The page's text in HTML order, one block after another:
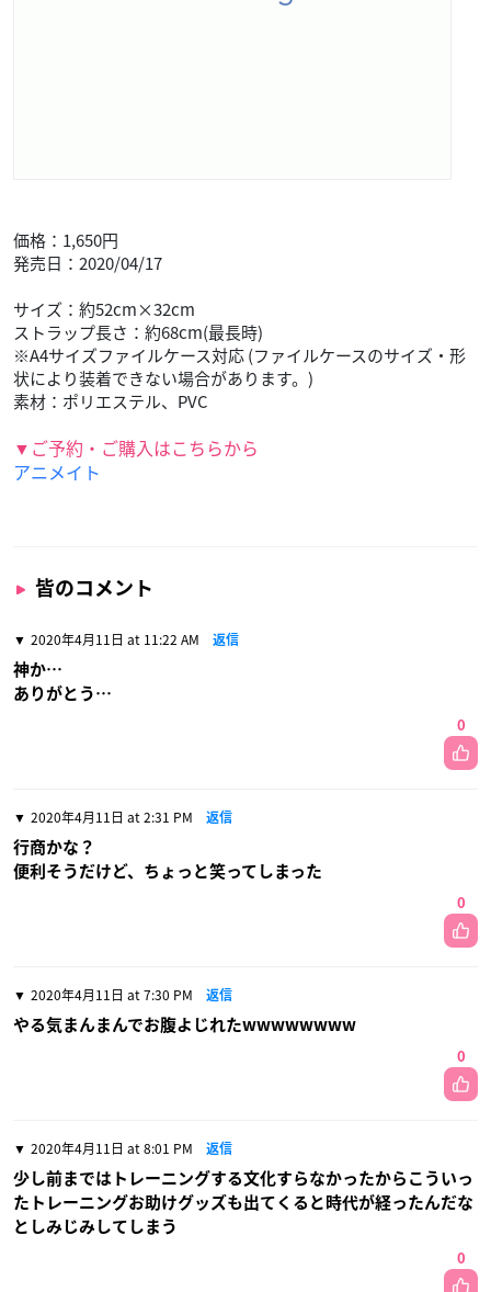
価格：1,650円
発売日：2020/04/17
サイズ：約52cm×32cm
ストラップ長さ：約68cm(最長時)
※A4サイズファイルケース対応 (ファイルケースのサイズ・形
状により装着できない場合があります。)
素材：ポリエステル、PVC
▼ご予約・ご購入はこちらから
アニメイト
皆のコメント
2020年4月11日 at 11:22 AM 返信
神か…
ありがとう…
0
2020年4月11日 at 2:31 PM 返信
行商かな？
便利そうだけど、ちょっと笑ってしまった
0
2020年4月11日 at 7:30 PM 返信
やる気まんまんでお腹よじれたwwwwwwww
0
2020年4月11日 at 8:01 PM 返信
少し前まではトレーニングする文化すらなかったからこういっ
たトレーニングお助けグッズも出てくると時代が経ったんだな
としみじみしてしまう
0